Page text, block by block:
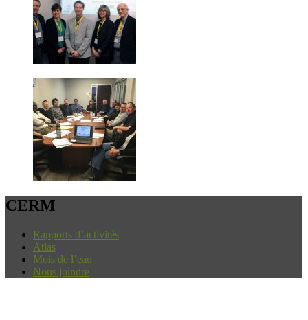
CERM
Rapports d’activités
Atlas
Mois de l’eau
Nous joindre